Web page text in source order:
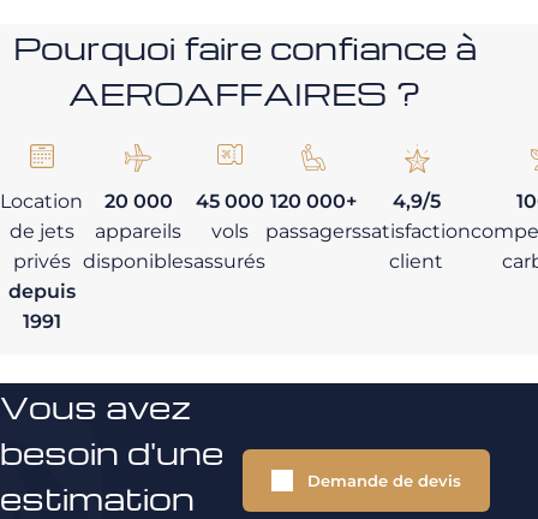
Pourquoi faire confiance à
AEROAFFAIRES ?
Location
de jets
privés
depuis
1991
20 000
appareils
disponibles
45 000
vols
assurés
120 000+
passagers
4,9/5
satisfaction
client
Vous avez
besoin d'une
estimation
Demande de devis